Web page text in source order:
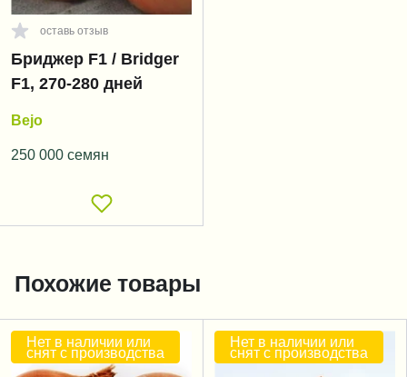
оставь отзыв
Бриджер F1 / Bridger
F1, 270-280 дней
Bejo
250 000 семян
Похожие товары
Нет в наличии или
снят с производства
Нет в наличии или
снят с производства